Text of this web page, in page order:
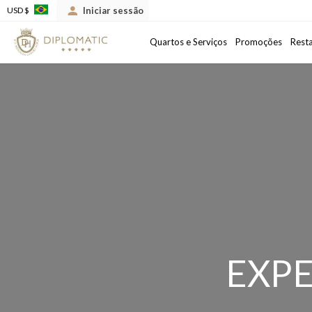
Quartos e Serviços Promoções
USD $ Iniciar sessão
Chegada